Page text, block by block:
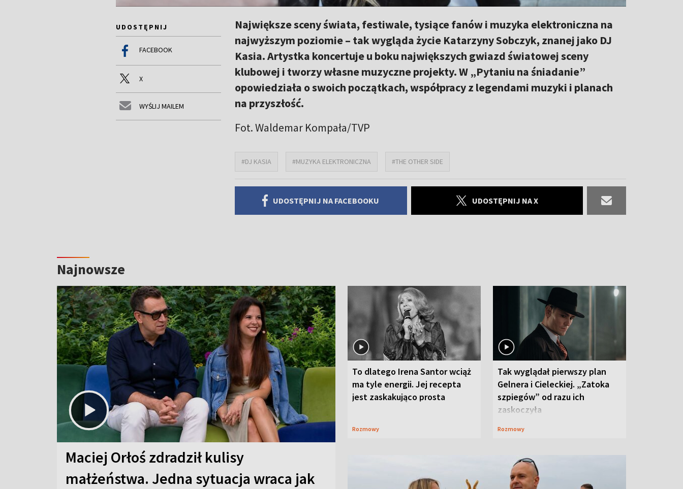
UDOSTĘPNIJ
FACEBOOK
X
WYŚLIJ MAILEM
Największe sceny świata, festiwale, tysiące fanów i muzyka elektroniczna na
najwyższym poziomie – tak wygląda życie Katarzyny Sobczyk, znanej jako DJ
Kasia. Artystka koncertuje u boku największych gwiazd światowej sceny
klubowej i tworzy własne muzyczne projekty. W „Pytaniu na śniadanie”
opowiedziała o swoich początkach, współpracy z legendami muzyki i planach
na przyszłość.
Fot. Waldemar Kompała/TVP
#DJ KASIA #MUZYKA ELEKTRONICZNA #THE OTHER SIDE
UDOSTĘPNIJ NA FACEBOOKU UDOSTĘPNIJ NA X
Najnowsze
Maciej Orłoś zdradził kulisy
małżeństwa. Jedna sytuacja wraca jak
To dlatego Irena Santor wciąż
ma tyle energii. Jej recepta
jest zaskakująco prosta
Rozmowy
Tak wyglądał pierwszy plan
Gelnera i Cieleckiej. „Zatoka
szpiegów” od razu ich
zaskoczyła
Rozmowy